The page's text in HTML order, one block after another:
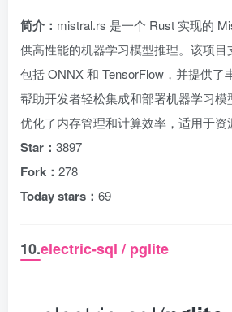
简介： mistral.rs 是一个 Rust 实现的
供高性能的机器学习模型推理。该项目
包括 ONNX 和 TensorFlow，并提供了
帮助开发者轻松集成和部署机器学习
优化了内存管理和计算效率，适用于资
Star： 3897
Fork： 278
Today stars： 69
10.electric-sql / pglite